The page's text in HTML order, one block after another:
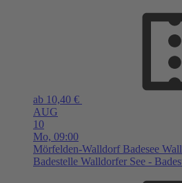
ab 10,40 €
AUG
10
Mo, 09:00
Mörfelden-Walldorf Badesee
Badestelle Walldorfer See -